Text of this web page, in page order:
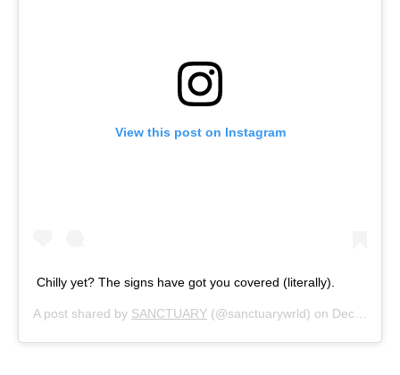
View this post on Instagram
Chilly yet? The signs have got you covered (literally).
A post shared by SANCTUARY (@sanctuarywrld) on Dec 13, 2019 at 4:04pm PST